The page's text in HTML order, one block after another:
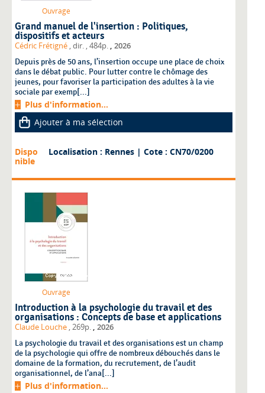
Ouvrage
Grand manuel de l'insertion : Politiques,
dispositifs et acteurs
Cédric Frétigné , dir. , 484p. 2026
Depuis près de 50 ans, l’insertion occupe une place de choix
dans le débat public. Pour lutter contre le chômage des
jeunes, pour favoriser la participation des adultes à la vie
sociale par exemp[...]
Plus d'information...
Ajouter à ma sélection
Dispo
nible
Localisation : Rennes | Cote : CN70/0200
Ouvrage
Introduction à la psychologie du travail et des
organisations : Concepts de base et applications
Claude Louche , 269p. 2026
La psychologie du travail et des organisations est un champ
de la psychologie qui offre de nombreux débouchés dans le
domaine de la formation, du recrutement, de l’audit
organisationnel, de l’ana[...]
Plus d'information...